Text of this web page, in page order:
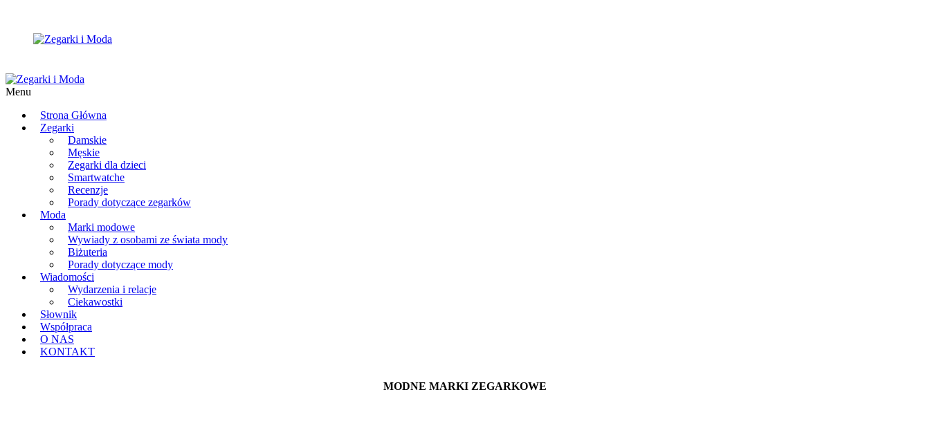
Menu
Strona Główna
Zegarki
Damskie
Męskie
Zegarki dla dzieci
Smartwatche
Recenzje
Porady dotyczące zegarków
Moda
Marki modowe
Wywiady z osobami ze świata mody
Biżuteria
Porady dotyczące mody
Wiadomości
Wydarzenia i relacje
Ciekawostki
Słownik
Współpraca
O NAS
KONTAKT
MODNE MARKI ZEGARKOWE